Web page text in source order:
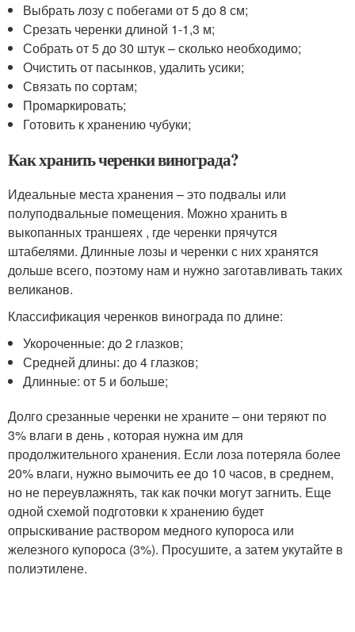
Выбрать лозу с побегами от 5 до 8 см;
Срезать черенки длиной 1-1,3 м;
Собрать от 5 до 30 штук – сколько необходимо;
Очистить от пасынков, удалить усики;
Связать по сортам;
Промаркировать;
Готовить к хранению чубуки;
Как хранить черенки винограда?
Идеальные места хранения – это подвалы или
полуподвальные помещения. Можно хранить в
выкопанных траншеях , где черенки прячутся
штабелями. Длинные лозы и черенки с них хранятся
дольше всего, поэтому нам и нужно заготавливать таких
великанов.
Классификация черенков винограда по длине:
Укороченные: до 2 глазков;
Средней длины: до 4 глазков;
Длинные: от 5 и больше;
Долго срезанные черенки не храните – они теряют по
3% влаги в день , которая нужна им для
продолжительного хранения. Если лоза потеряла более
20% влаги, нужно вымочить ее до 10 часов, в среднем,
но не переувлажнять, так как почки могут загнить. Еще
одной схемой подготовки к хранению будет
опрыскивание раствором медного купороса или
железного купороса (3%). Просушите, а затем укутайте в
полиэтилене.